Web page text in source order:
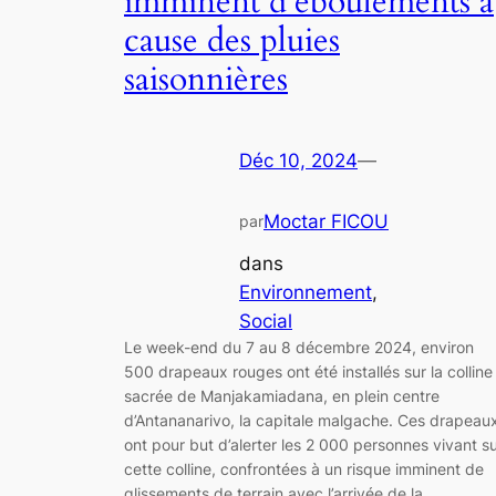
cause des pluies
saisonnières
Déc 10, 2024—
parMoctar FICOU
dans
Environnement
Social
Le week-end du 7 au 8 décembre 2024, environ
500 drapeaux rouges ont été installés sur la colline
sacrée de Manjakamiadana, en plein centre
d’Antananarivo, la capitale malgache. Ces
ont pour but d’alerter les 2 000 personnes vivant
cette colline, confrontées à un risque imminent de